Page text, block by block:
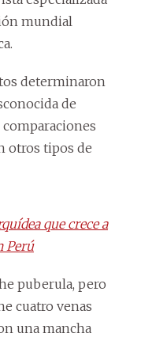
mundial
determinaron
de
otros tipos de
que crece a
Perú
puberula, pero
cuatro venas
una mancha